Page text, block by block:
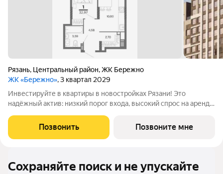
Рязань, Центральный район,ЖК Бережно
ЖК «Бережно», 3 квартал 2029
Инвестируйте в квартиры в новостройках Рязани! Это
надёжный актив: низкий порог входа, высокий спрос на аренду
Жилой квартал «Бережно» это проект класса Бизнес,
созданный с уважением к городу и
Позвонить Позвоните мне
Сохраняйте поиск и не упускайте